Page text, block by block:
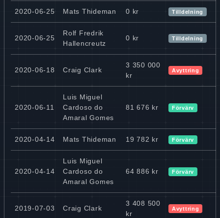
2020-06-25 Mats Thideman 0 kr Tilldelning
2020-06-25
Rolf Fredrik
Hallencreutz
0 kr Tilldelning
2020-06-18 Craig Clark
3 350 000
kr
Avyttring
2020-06-11
Luis Miguel
Cardoso do
Amaral Gomes
81 676 kr Förvärv
2020-04-14 Mats Thideman 19 782 kr Förvärv
2020-04-14
Luis Miguel
Cardoso do
Amaral Gomes
64 886 kr Förvärv
2019-07-03 Craig Clark
3 408 500
kr
Avyttring